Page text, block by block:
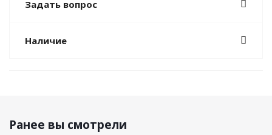
Задать вопрос
Наличие
Ранее вы смотрели